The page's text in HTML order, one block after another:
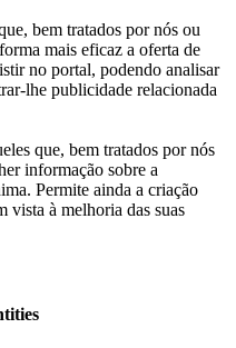
bem tratados por nós ou
mais eficaz a oferta de
no portal, podendo analisar
lhe publicidade relacionada
que, bem tratados por nós
informação sobre a
Permite ainda a criação
vista à melhoria das suas